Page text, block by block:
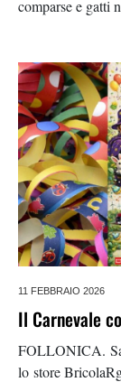
comparse e gatti
11 FEBBRAIO 2026
Il Carnevale
FOLLONICA.
lo store